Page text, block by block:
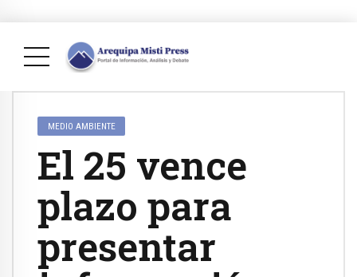
MEDIO AMBIENTE
El 25 vence
plazo para
presentar